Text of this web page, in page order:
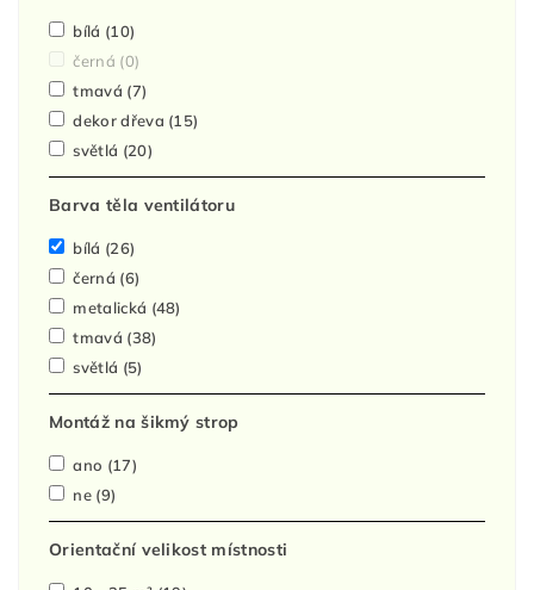
bílá (10)
černá (0)
tmavá (7)
dekor dřeva (15)
světlá (20)
Barva těla ventilátoru
bílá (26)
černá (6)
metalická (48)
tmavá (38)
světlá (5)
Montáž na šikmý strop
ano (17)
ne (9)
Orientační velikost místnosti